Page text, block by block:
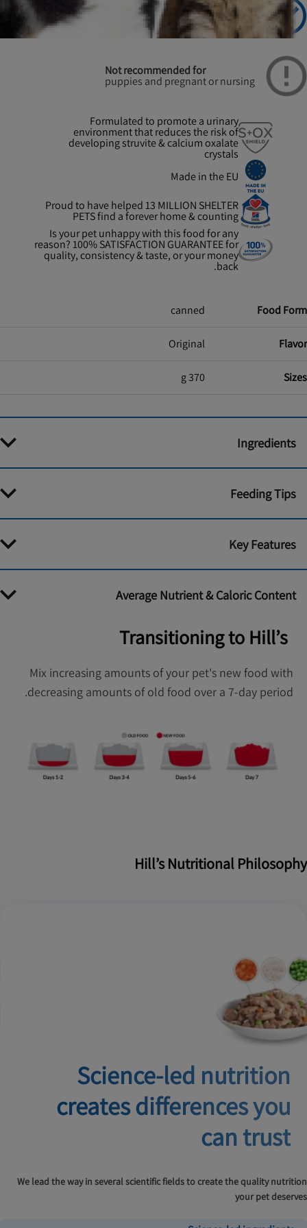
Recommended for
Adult Dogs
Not recommended for
puppies and pregnant or nursing
Formulated to promote a urinary
environment that reduces the risk of
developing struvite & calcium oxalate
crystals
Made in the EU
Proud to have helped 13 MILLION SHELTER
PETS find a forever home & counting
Is your pet unhappy with this food for any
reason? 100% SATISFACTION GUARANTEE for
quality, consistency & taste, or your money
back.
Food Form
canned
Flavor
Original
Sizes
370 g
Ingredients
Feeding Tips
Key Features
Average Nutrient & Caloric Content
Transitioning to Hill’s
Mix increasing amounts of your pet's new food with
decreasing amounts of old food over a 7-day period.
Hill’s Nutritional Philosophy
Science-led nutrition
createsdifferences you
can trust
We lead the way in several scientific fields to create the quality nutrition
your pet deserves